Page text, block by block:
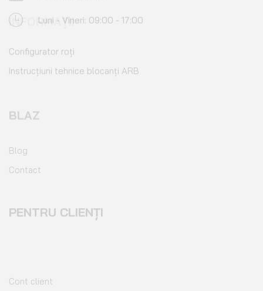
Configurator roți
Blog
Wishlist